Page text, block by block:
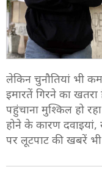
लेकिन चुनौतियां भी
इमारतें गिरने का
पहुंचाना मुश्किल हो
होने के कारण
पर लूटपाट की खबरें